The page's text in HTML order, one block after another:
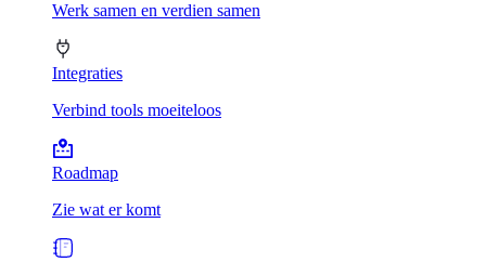
Werk samen en verdien samen
Integraties
Verbind tools moeiteloos
Roadmap
Zie wat er komt